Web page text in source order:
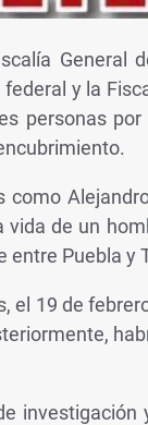
General
y la
personas
de un
entre Puebla y
el 19 de